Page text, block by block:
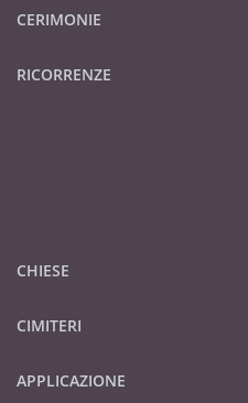
CERIMONIE
RICORRENZE
CHIESE
CIMITERI
APPLICAZIONE